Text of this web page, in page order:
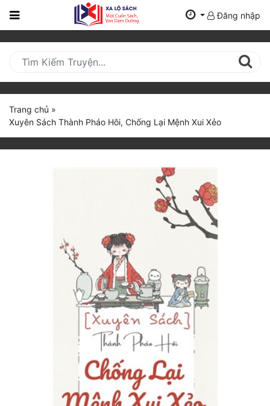
Trang
Mới
Cập
Nhật
(current)
Đăng nhập
Trang chủ »
Xuyên Sách Thành Pháo Hôi, Chống Lại Mệnh Xui Xẻo